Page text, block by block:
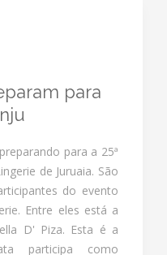
para
para a 25ª
de Juruaia. São
do evento
Entre eles está a
D' Piza. Esta é a
participa como